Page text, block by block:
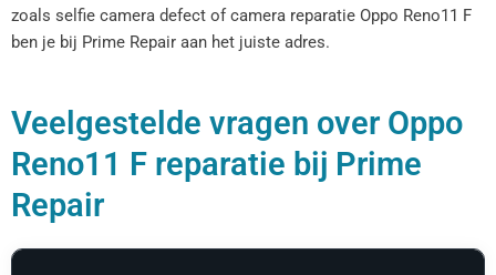
zoals selfie camera defect of camera reparatie Oppo Reno11 F
ben je bij Prime Repair aan het juiste adres.
Veelgestelde vragen over Oppo
Reno11 F reparatie bij Prime
Repair